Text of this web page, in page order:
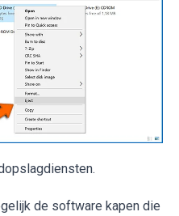
de software kapen die